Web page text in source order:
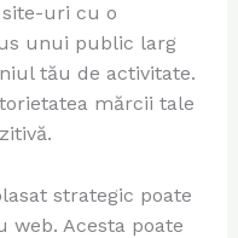
uri cu o
unui public larg
tău de activitate.
mărcii tale
strategic poate
Acesta poate